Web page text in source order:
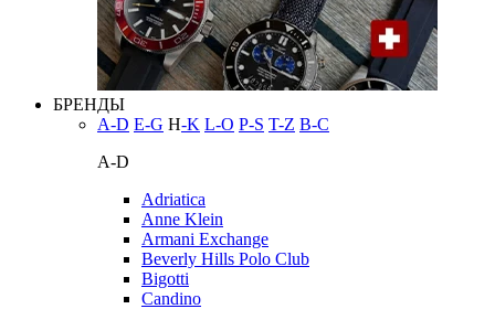
БРЕНДЫ
A-D E-G H-K L-O P-S T-Z В-С
A-D
Adriatica
Anne Klein
Armani Exchange
Beverly Hills Polo Club
Bigotti
Candino